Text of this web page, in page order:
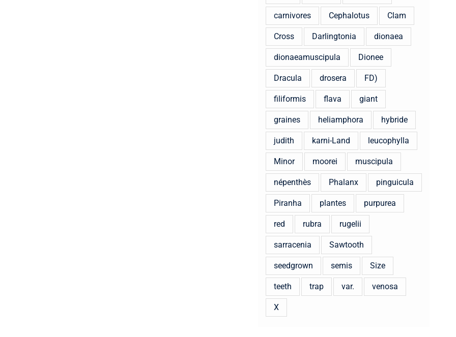
carnivores Cephalotus Clam
Cross Darlingtonia dionaea
dionaeamuscipula Dionee
Dracula drosera FD)
filiformis flava giant
graines heliamphora hybride
judith karni-Land leucophylla
Minor moorei muscipula
népenthès Phalanx pinguicula
Piranha plantes purpurea
red rubra rugelii
sarracenia Sawtooth
seedgrown semis Size
teeth trap var. venosa
X